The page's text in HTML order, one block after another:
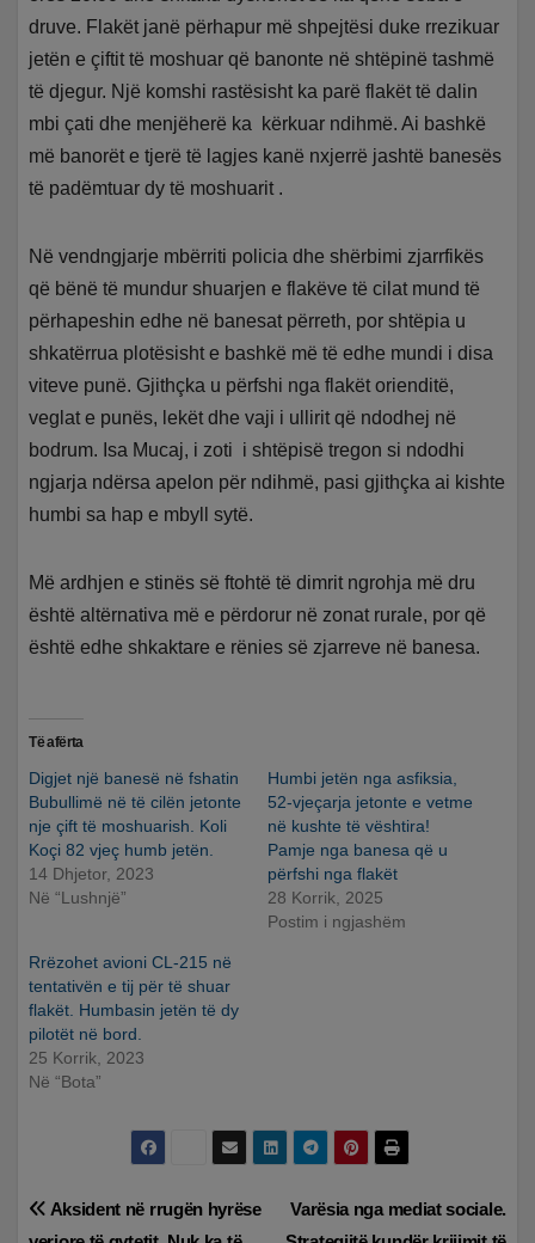
druve. Flakët janë përhapur më shpejtësi duke rrezikuar
jetën e çiftit të moshuar që banonte në shtëpinë tashmë
të djegur. Një komshi rastësisht ka parë flakët të dalin
mbi çati dhe menjëherë ka kërkuar ndihmë. Ai bashkë
më banorët e tjerë të lagjes kanë nxjerrë jashtë banesës
të padëmtuar dy të moshuarit .
Në vendngjarje mbërriti policia dhe shërbimi zjarrfikës
që bënë të mundur shuarjen e flakëve të cilat mund të
përhapeshin edhe në banesat përreth, por shtëpia u
shkatërrua plotësisht e bashkë më të edhe mundi i disa
viteve punë. Gjithçka u përfshi nga flakët orienditë,
veglat e punës, lekët dhe vaji i ullirit që ndodhej në
bodrum. Isa Mucaj, i zoti i shtëpisë tregon si ndodhi
ngjarja ndërsa apelon për ndihmë, pasi gjithçka ai kishte
humbi sa hap e mbyll sytë.
Më ardhjen e stinës së ftohtë të dimrit ngrohja më dru
është altërnativa më e përdorur në zonat rurale, por që
është edhe shkaktare e rënies së zjarreve në banesa.
Të afërta
Digjet një banesë në fshatin
Bubullimë në të cilën jetonte
nje çift të moshuarish. Koli
Koçi 82 vjeç humb jetën.
14 Dhjetor, 2023
Në “Lushnjë”
Humbi jetën nga asfiksia,
52-vjeçarja jetonte e vetme
në kushte të vështira!
Pamje nga banesa që u
përfshi nga flakët
28 Korrik, 2025
Postim i ngjashëm
Rrëzohet avioni CL-215 në
tentativën e tij për të shuar
flakët. Humbasin jetën të dy
pilotët në bord.
25 Korrik, 2023
Në “Bota”
Lëvizje
Varësia nga mediat sociale.
Aksident në rrugën hyrëse